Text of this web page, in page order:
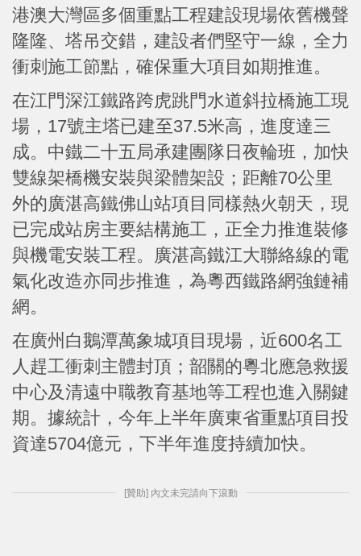
港澳大灣區多個重點工程建設現場依舊機聲
隆隆、塔吊交錯，建設者們堅守一線，全力
衝刺施工節點，確保重大項目如期推進。
在江門深江鐵路跨虎跳門水道斜拉橋施工現
場，17號主塔已建至37.5米高，進度達三
成。中鐵二十五局承建團隊日夜輪班，加快
雙線架橋機安裝與梁體架設；距離70公里
外的廣湛高鐵佛山站項目同樣熱火朝天，現
已完成站房主要結構施工，正全力推進裝修
與機電安裝工程。廣湛高鐵江大聯絡線的電
氣化改造亦同步推進，為粵西鐵路網強鏈補
網。
在廣州白鵝潭萬象城項目現場，近600名工
人趕工衝刺主體封頂；韶關的粵北應急救援
中心及清遠中職教育基地等工程也進入關鍵
期。據統計，今年上半年廣東省重點項目投
資達5704億元，下半年進度持續加快。
[贊助] 內文未完請向下滾動